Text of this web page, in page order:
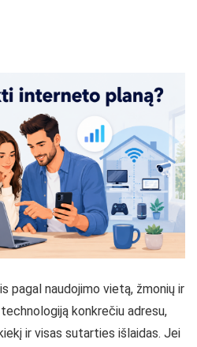
pagal naudojimo vietą, žmonių ir
konkrečiu adresu,
ir visas sutarties išlaidas. Jei